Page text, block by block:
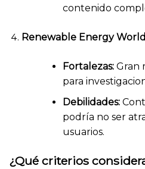
contenido
Renewable Energy World
Fortalezas:Gran
para
Debilidades:
podría no ser
usuarios.
¿Qué criterios